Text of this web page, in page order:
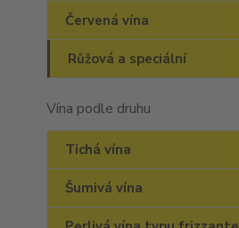
Červená vína
Růžová a speciální
Vína podle druhu
Tichá vína
Šumivá vína